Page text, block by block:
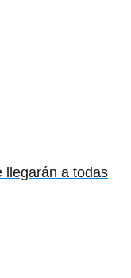
llegarán a todas